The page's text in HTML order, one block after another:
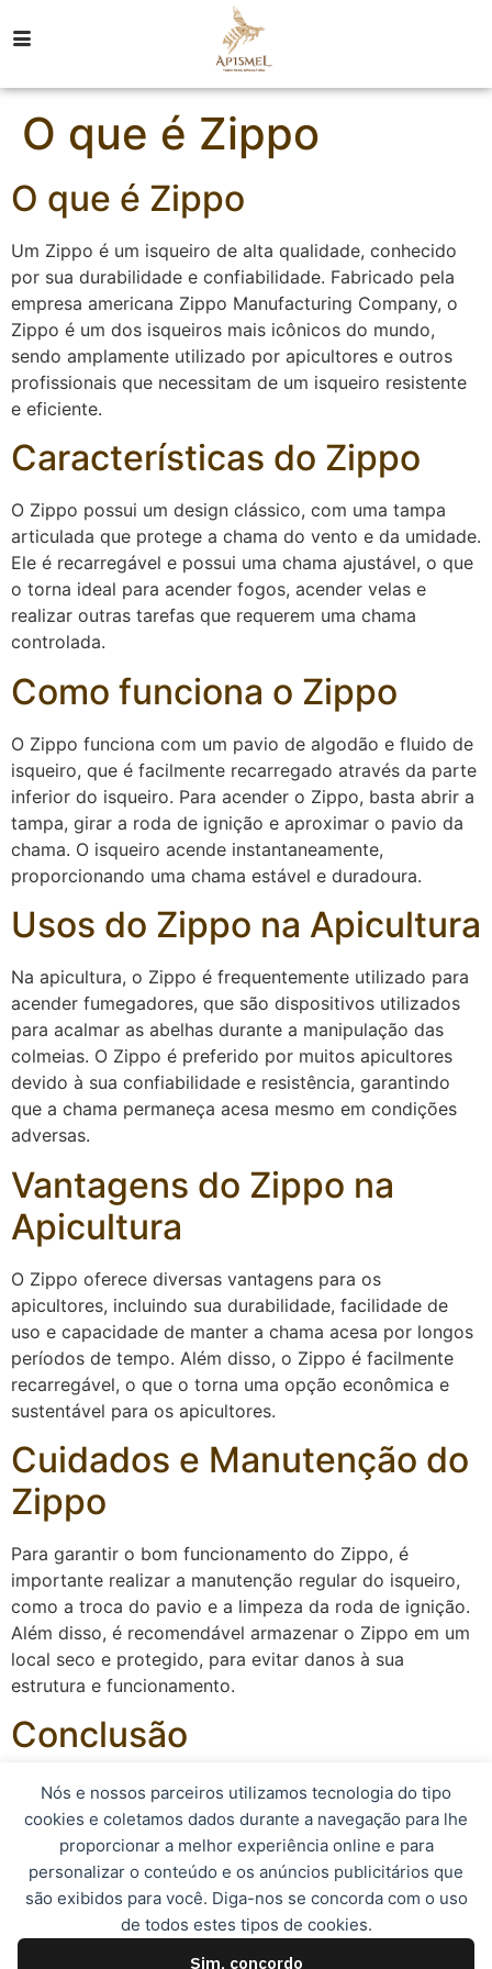
Nós e nossos parceiros utilizamos tecnologia do tipo
cookies e coletamos dados durante a navegação para lhe
proporcionar a melhor experiência online e para
personalizar o conteúdo e os anúncios publicitários que
são exibidos para você. Diga-nos se concorda com o uso
de todos estes tipos de cookies.
Sim, concordo
O que é Zippo
O que é Zippo
Um Zippo é um isqueiro de alta qualidade, conhecido
por sua durabilidade e confiabilidade. Fabricado pela
empresa americana Zippo Manufacturing Company, o
Zippo é um dos isqueiros mais icônicos do mundo,
sendo amplamente utilizado por apicultores e outros
profissionais que necessitam de um isqueiro resistente
e eficiente.
Características do Zippo
O Zippo possui um design clássico, com uma tampa
articulada que protege a chama do vento e da umidade.
Ele é recarregável e possui uma chama ajustável, o que
o torna ideal para acender fogos, acender velas e
realizar outras tarefas que requerem uma chama
controlada.
Como funciona o Zippo
O Zippo funciona com um pavio de algodão e fluido de
isqueiro, que é facilmente recarregado através da parte
inferior do isqueiro. Para acender o Zippo, basta abrir a
tampa, girar a roda de ignição e aproximar o pavio da
chama. O isqueiro acende instantaneamente,
proporcionando uma chama estável e duradoura.
Usos do Zippo na Apicultura
Na apicultura, o Zippo é frequentemente utilizado para
acender fumegadores, que são dispositivos utilizados
para acalmar as abelhas durante a manipulação das
colmeias. O Zippo é preferido por muitos apicultores
devido à sua confiabilidade e resistência, garantindo
que a chama permaneça acesa mesmo em condições
adversas.
Vantagens do Zippo na
Apicultura
O Zippo oferece diversas vantagens para os
apicultores, incluindo sua durabilidade, facilidade de
uso e capacidade de manter a chama acesa por longos
períodos de tempo. Além disso, o Zippo é facilmente
recarregável, o que o torna uma opção econômica e
sustentável para os apicultores.
Cuidados e Manutenção do
Zippo
Para garantir o bom funcionamento do Zippo, é
importante realizar a manutenção regular do isqueiro,
como a troca do pavio e a limpeza da roda de ignição.
Além disso, é recomendável armazenar o Zippo em um
local seco e protegido, para evitar danos à sua
estrutura e funcionamento.
Conclusão
Em resumo, o Zippo é um isqueiro de alta qualidade e
confiabilidade, amplamente utilizado por apicultores
devido à sua durabilidade e eficiência. Com um design
clássico e funcionalidades práticas, o Zippo se destaca
como uma ferramenta essencial para os profissionais
que atuam na apicultura.